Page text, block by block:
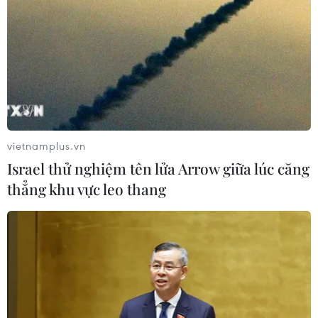
(TTXVN/Vietnam+)
#Lệnh ngừng bắn ở Gaza
#Kinh tế toàn cầu
vietnamplus.vn
Israel thử nghiệm tên lửa Arrow giữa lúc căng
thẳng khu vực leo thang